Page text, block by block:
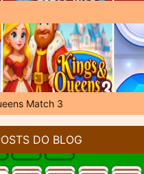
Match 3
DO BLOG